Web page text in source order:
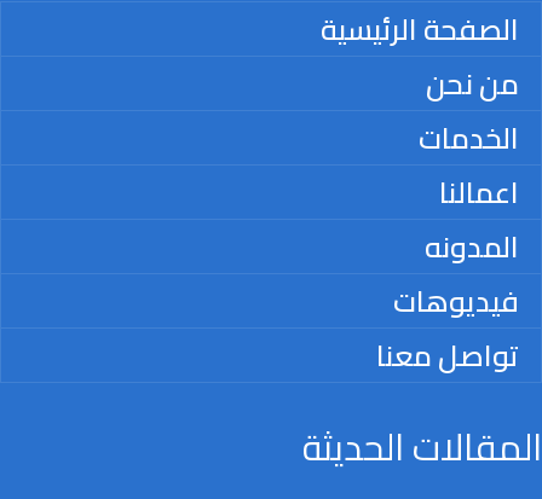
الصفحة الرئيسية
من نحن
الخدمات
اعمالنا
المدونه
فيديوهات
تواصل معنا
المقالات الحديثة